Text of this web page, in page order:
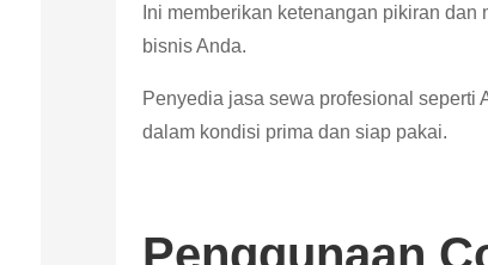
Ini memberikan ketenangan pikiran
bisnis Anda.
Penyedia jasa sewa profesional seperti
dalam kondisi prima dan siap pakai.
Penggunaan